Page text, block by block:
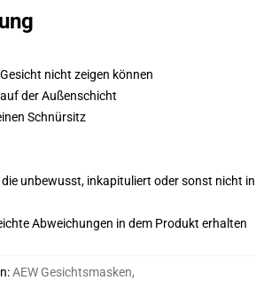
nicht zeigen können
der Außenschicht
Schnürsitz
unbewusst, inkapituliert oder sonst nicht
Abweichungen in dem Produkt erhalten
:AEW Gesichtsmasken,